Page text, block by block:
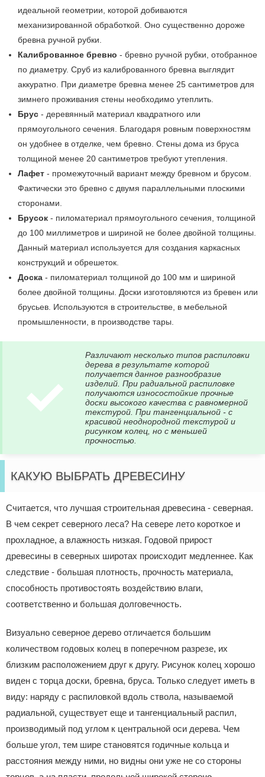
идеальной геометрии, которой добиваются
механизированной обработкой. Оно существенно дороже
бревна ручной рубки.
Калиброванное бревно - бревно ручной рубки, отобранное
по диаметру. Сруб из калиброванного бревна выглядит
аккуратно. При диаметре бревна менее 25 сантиметров для
зимнего проживания стены необходимо утеплить.
Брус - деревянный материал квадратного или
прямоугольного сечения. Благодаря ровным поверхностям
он удобнее в отделке, чем бревно. Стены дома из бруса
толщиной менее 20 сантиметров требуют утепления.
Лафет - промежуточный вариант между бревном и брусом.
Фактически это бревно с двумя параллельными плоскими
сторонами.
Брусок - пиломатериал прямоугольного сечения, толщиной
до 100 миллиметров и шириной не более двойной толщины.
Данный материал используется для создания каркасных
конструкций и обрешеток.
Доска - пиломатериал толщиной до 100 мм и шириной
более двойной толщины. Доски изготовляются из бревен или
брусьев. Используются в строительстве, в мебельной
промышленности, в производстве тары.
Различают несколько типов распиловки
дерева в результате которой
получается данное разнообразие
изделий. При радиальной распиловке
получаются износостойкие прочные
доски высокого качества с равномерной
текстурой. При тангенциальной - с
красивой неоднородной текстурой и
рисунком колец, но с меньшей
прочностью.
КАКУЮ ВЫБРАТЬ ДРЕВЕСИНУ
Считается, что лучшая строительная древесина - северная.
В чем секрет северного леса? На севере лето короткое и
прохладное, а влажность низкая. Годовой прирост
древесины в северных широтах происходит медленнее. Как
следствие - большая плотность, прочность материала,
способность противостоять воздействию влаги,
соответственно и большая долговечность.
Визуально северное дерево отличается большим
количеством годовых колец в поперечном разрезе, их
близким расположением друг к другу. Рисунок колец хорошо
виден с торца доски, бревна, бруса. Только следует иметь в
виду: наряду с распиловкой вдоль ствола, называемой
радиальной, существует еще и тангенциальный распил,
производимый под углом к центральной оси дерева. Чем
больше угол, тем шире становятся годичные кольца и
расстояния между ними, но видны они уже не со стороны